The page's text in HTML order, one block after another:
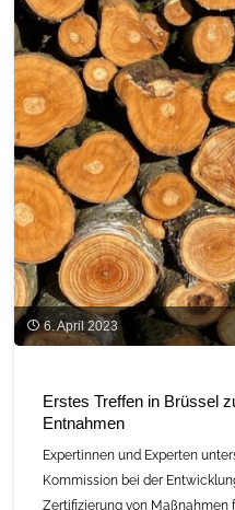
6. April 2023
Erstes Treffen in Brüssel
Entnahmen
Expertinnen und Experten
Kommission bei der
Zertifizierung von Maßnahmen